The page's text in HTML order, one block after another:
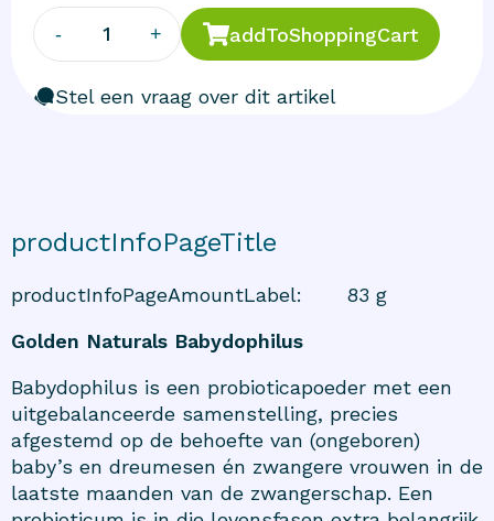
- 1 + addToShoppingCart
Stel een vraag over dit artikel
productInfoPageTitle
productInfoPageAmountLabel:
83 g
Golden Naturals Babydophilus
Babydophilus is een probioticapoeder met een
uitgebalanceerde samenstelling, precies
afgestemd op de behoefte van (ongeboren)
baby’s en dreumesen én zwangere vrouwen in de
laatste maanden van de zwangerschap. Een